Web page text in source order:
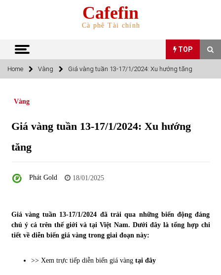
Cafefin
Cà phê Tài chính
TOP
TOP
07/06/2022
Tự doanh ngày 3.6.2022: CTCK mua ròng 28,7 tỷ đồng
Home Vàng Giá vàng tuần 13-17/1/2024: Xu hướng tăng
Vàng
Giá vàng tuần 13-17/1/2024: Xu hướng
tăng
Phát Gold 18/01/2025
Giá vàng tuần 13-17/1/2024 đã trải qua những biến động đáng
chú ý cả trên thế giới và tại Việt Nam. Dưới đây là tổng hợp chi
tiết về diễn biến giá vàng trong giai đoạn này:
>> Xem trực tiếp diễn biến giá vàng tại đây